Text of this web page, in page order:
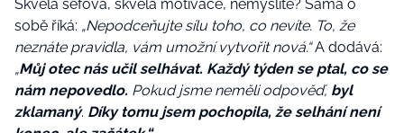
Skvělá šéfová, skvělá motivace, nemyslíte? Sama o
sobě říká: „Nepodceňujte sílu toho, co nevíte. To, že
neznáte pravidla, vám umožní vytvořit nová.“A dodává:
„Můj otec nás učil selhávat. Každý týden se ptal, co se
nám nepovedlo. Pokud jsme neměli odpověď, byl
zklamaný. Díky tomu jsem pochopila, že selhání není